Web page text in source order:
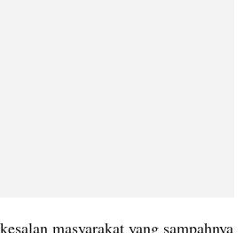
masyarakat yang sampahnya